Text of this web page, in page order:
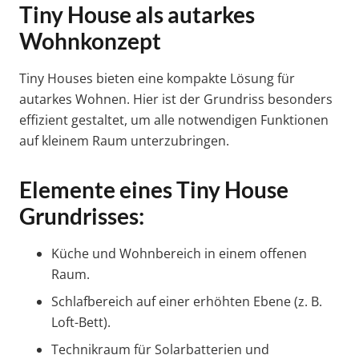
Tiny House als autarkes
Wohnkonzept
Tiny Houses bieten eine kompakte Lösung für
autarkes Wohnen. Hier ist der Grundriss besonders
effizient gestaltet, um alle notwendigen Funktionen
auf kleinem Raum unterzubringen.
Elemente eines Tiny House
Grundrisses:
Küche und Wohnbereich in einem offenen
Raum.
Schlafbereich auf einer erhöhten Ebene (z. B.
Loft-Bett).
Technikraum für Solarbatterien und